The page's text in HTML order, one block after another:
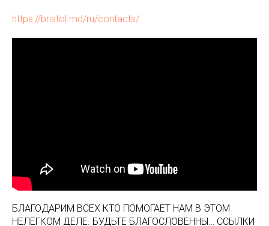
https://bristol.md/ru/contacts/
БЛАГОДАРИМ ВСЕХ КТО ПОМОГАЕТ НАМ В ЭТОМ
НЕЛЁГКОМ ДЕЛЕ. БУДЬТЕ БЛАГОСЛОВЕННЫ… ССЫЛКИ